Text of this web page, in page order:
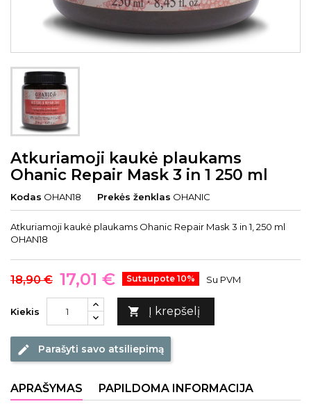
Atkuriamoji kaukė plaukams
Ohanic Repair Mask 3 in 1 250 ml
Kodas OHAN18 Prekės ženklas OHANIC
Atkuriamoji kaukė plaukams Ohanic Repair Mask 3 in 1, 250 ml
OHAN18
18,90 € 17,01 € Sutaupote 10% Su PVM
Kiekis  Į krepšelį
edit Parašyti savo atsiliepimą
APRAŠYMAS PAPILDOMA INFORMACIJA